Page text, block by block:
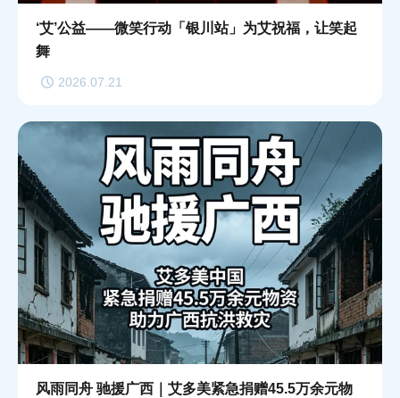
‘艾’公益——微笑行动「银川站」为艾祝福，让笑起
舞
2026.07.21
风雨同舟 驰援广西｜艾多美紧急捐赠45.5万余元物